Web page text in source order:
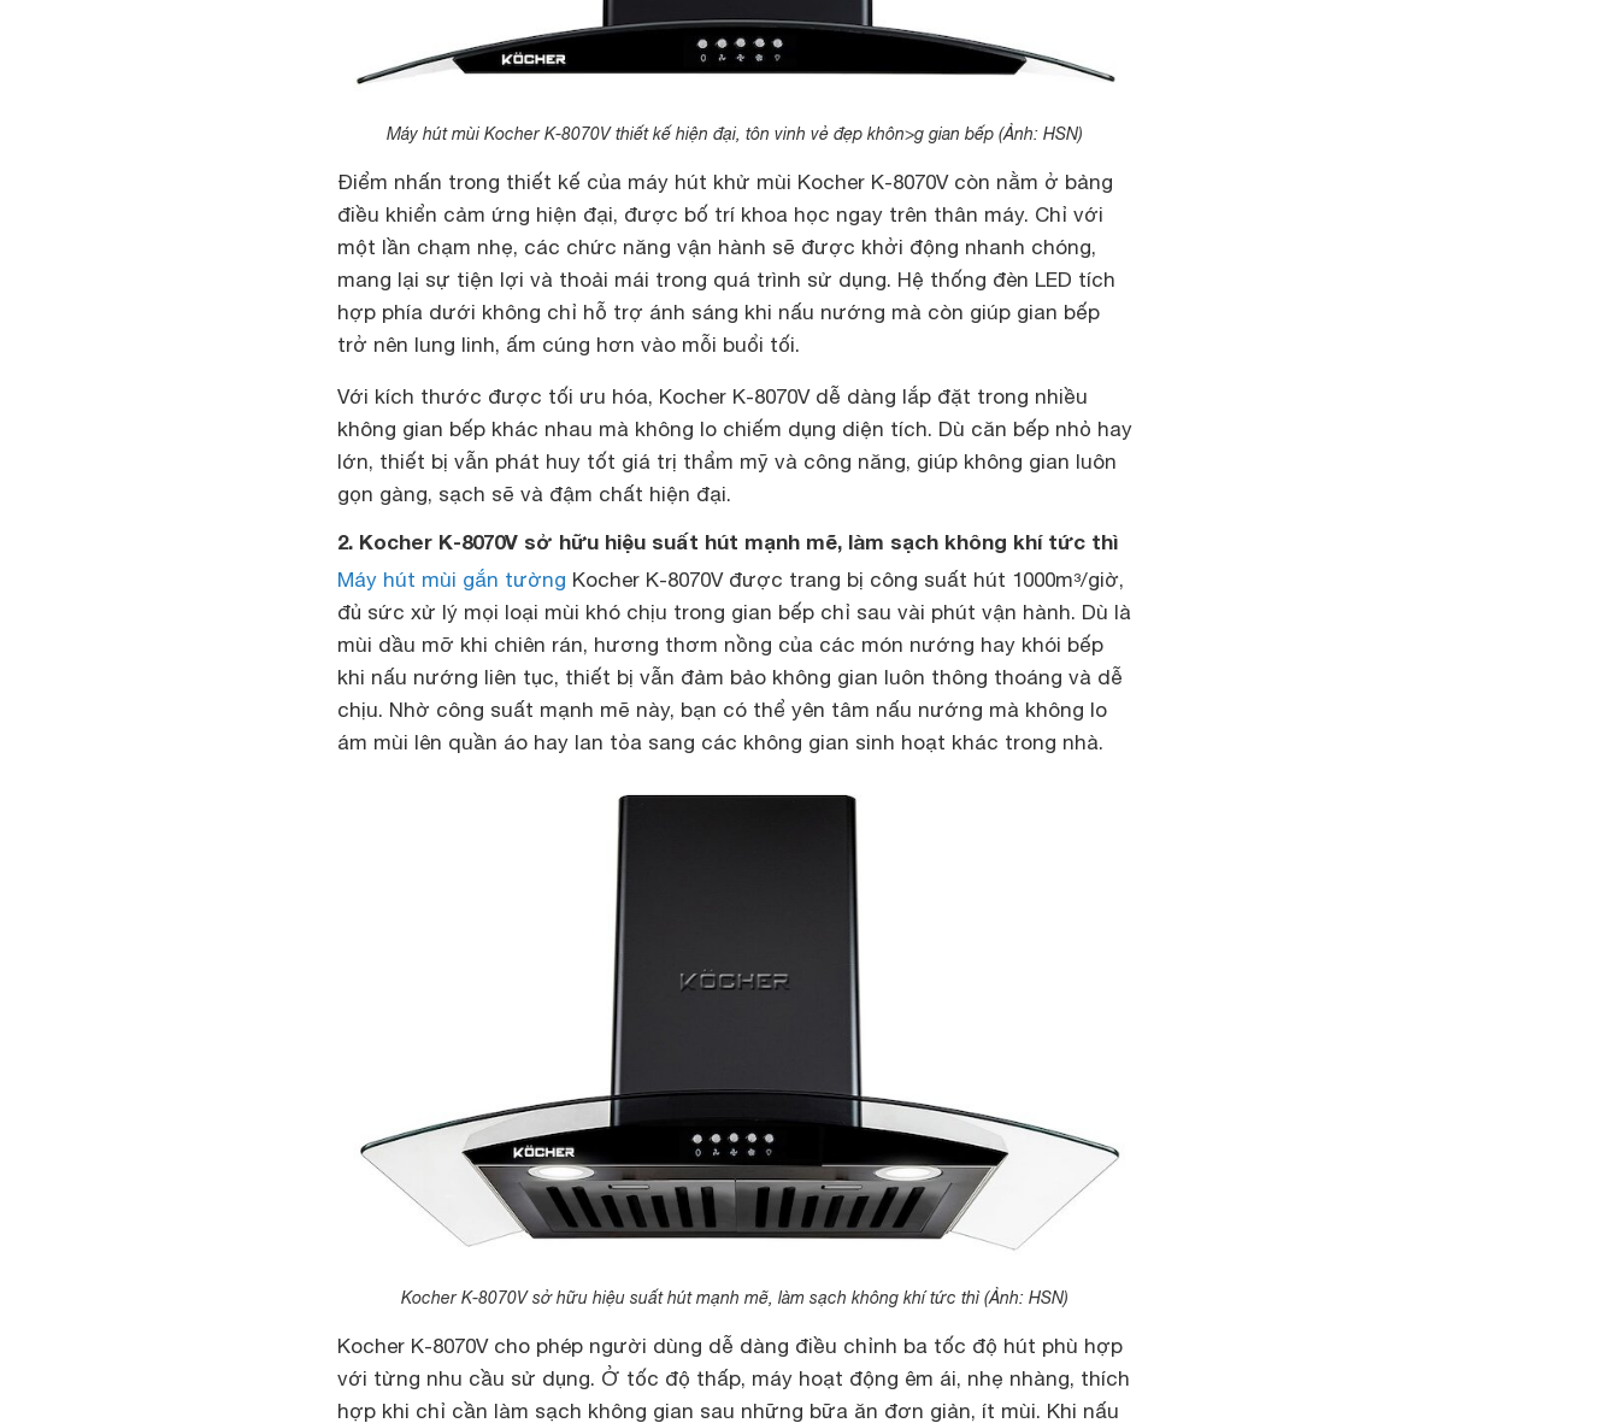
Máy hút mùi Kocher K-8070V thiết kế hiện đại, tôn vinh vẻ đẹp khôn>g gian bếp (Ảnh: HSN)
Điểm nhấn trong thiết kế của máy hút khử mùi Kocher K-8070V còn nằm ở bảng
điều khiển cảm ứng hiện đại, được bố trí khoa học ngay trên thân máy. Chỉ với
một lần chạm nhẹ, các chức năng vận hành sẽ được khởi động nhanh chóng,
mang lại sự tiện lợi và thoải mái trong quá trình sử dụng. Hệ thống đèn LED tích
hợp phía dưới không chỉ hỗ trợ ánh sáng khi nấu nướng mà còn giúp gian bếp
trở nên lung linh, ấm cúng hơn vào mỗi buổi tối.
Với kích thước được tối ưu hóa, Kocher K-8070V dễ dàng lắp đặt trong nhiều
không gian bếp khác nhau mà không lo chiếm dụng diện tích. Dù căn bếp nhỏ hay
lớn, thiết bị vẫn phát huy tốt giá trị thẩm mỹ và công năng, giúp không gian luôn
gọn gàng, sạch sẽ và đậm chất hiện đại.
2. Kocher K-8070V sở hữu hiệu suất hút mạnh mẽ, làm sạch không khí tức thì
Máy hút mùi gắn tường Kocher K-8070V được trang bị công suất hút 1000m³/giờ,
đủ sức xử lý mọi loại mùi khó chịu trong gian bếp chỉ sau vài phút vận hành. Dù là
mùi dầu mỡ khi chiên rán, hương thơm nồng của các món nướng hay khói bếp
khi nấu nướng liên tục, thiết bị vẫn đảm bảo không gian luôn thông thoáng và dễ
chịu. Nhờ công suất mạnh mẽ này, bạn có thể yên tâm nấu nướng mà không lo
ám mùi lên quần áo hay lan tỏa sang các không gian sinh hoạt khác trong nhà.
Kocher K-8070V sở hữu hiệu suất hút mạnh mẽ, làm sạch không khí tức thì (Ảnh: HSN)
Kocher K-8070V cho phép người dùng dễ dàng điều chỉnh ba tốc độ hút phù hợp
với từng nhu cầu sử dụng. Ở tốc độ thấp, máy hoạt động êm ái, nhẹ nhàng, thích
hợp khi chỉ cần làm sạch không gian sau những bữa ăn đơn giản, ít mùi. Khi nấu